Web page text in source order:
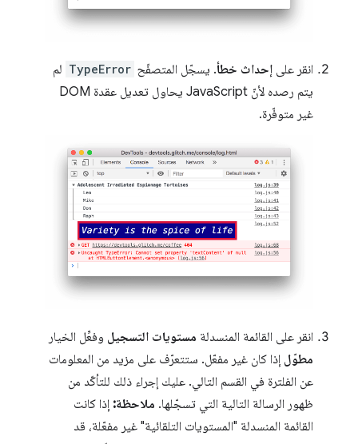
انقر على إحداث خطأ. يسجّل المتصفّح TypeError لم
يتم رصده لأنّ JavaScript يحاول تعديل عقدة DOM
غير متوفّرة.
انقر على القائمة المنسدلة مستويات التسجيل وفعِّل الخيار
مطوّل إذا كان غير مفعّل. ستتعرّف على مزيد من المعلومات
عن الفلترة في القسم التالي. عليك إجراء ذلك للتأكّد من
ظهور الرسالة التالية التي تسجّلها. ملاحظة: إذا كانت
القائمة المنسدلة "المستويات التلقائية" غير مفعّلة، قد